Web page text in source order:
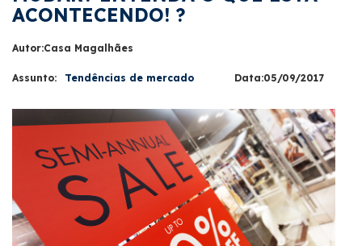
ACONTECENDO! ?
Autor:Casa Magalhães
Assunto: Tendências de mercado Data:05/09/2017